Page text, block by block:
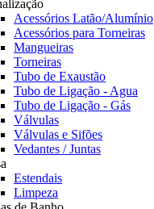
Acessórios Latão/Alumínio
Acessórios para Torneiras
Mangueiras
Torneiras
Tubo de Exaustão
Tubo de Ligação - Agua
Tubo de Ligação - Gás
Válvulas
Válvulas e Sifões
Vedantes / Juntas
Estendais
Limpeza